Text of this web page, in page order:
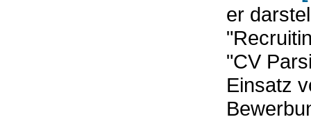
er
"CV
Einsatz